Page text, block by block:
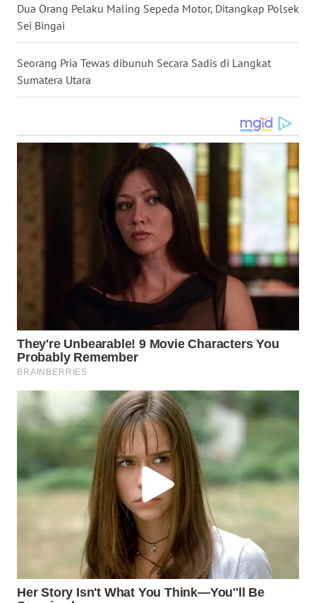
Dua Orang Pelaku Maling Sepeda Motor, Ditangkap Polsek
Sei Bingai
Seorang Pria Tewas dibunuh Secara Sadis di Langkat
Sumatera Utara
DANAU
TOBA
WN
NIAS
LANGKAT
KARO
WN
SIMALUNGUN
LABUHANBATU
TAPANULI
TENGAH
WN
TEBING